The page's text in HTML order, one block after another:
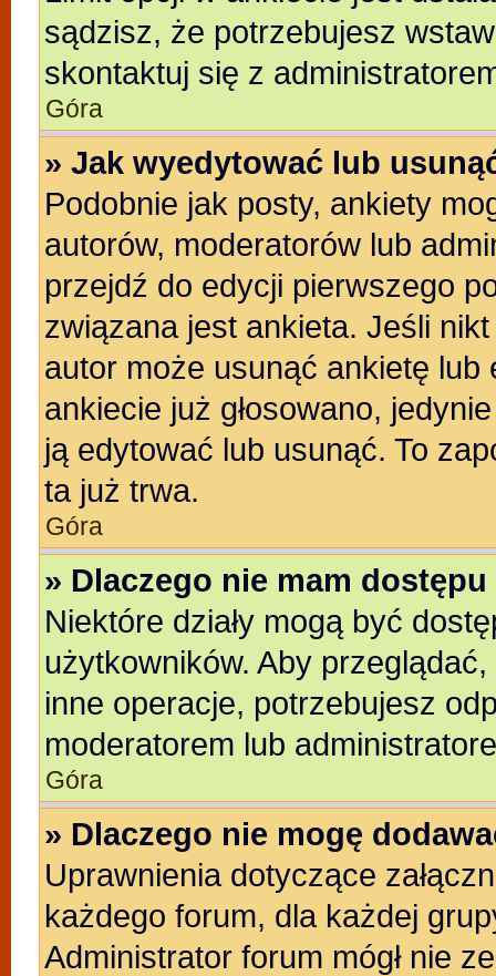
sądzisz, że potrzebujesz
skontaktuj się z
Góra
» Jak wyedytować lub
Podobnie jak posty, ankiety
autorów, moderatorów lub
przejdź do edycji pierwszego
związana jest ankieta. Jeśli
autor może usunąć ankietę
ankiecie już głosowano,
ją edytować lub usunąć. To
ta już trwa.
Góra
» Dlaczego nie mam dostępu
Niektóre działy mogą być
użytkowników. Aby
inne operacje, potrzebujesz
moderatorem lub
Góra
» Dlaczego nie mogę
Uprawnienia dotyczące
każdego forum, dla każdej
Administrator forum mógł nie